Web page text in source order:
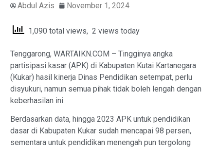
Abdul Azis November 1, 2024
1,090 total views, 2 views today
Tenggarong, WARTAIKN.COM – Tingginya angka
partisipasi kasar (APK) di Kabupaten Kutai Kartanegara
(Kukar) hasil kinerja Dinas Pendidikan setempat, perlu
disyukuri, namun semua pihak tidak boleh lengah dengan
keberhasilan ini.
Berdasarkan data, hingga 2023 APK untuk pendidikan
dasar di Kabupaten Kukar sudah mencapai 98 persen,
sementara untuk pendidikan menengah pun tergolong